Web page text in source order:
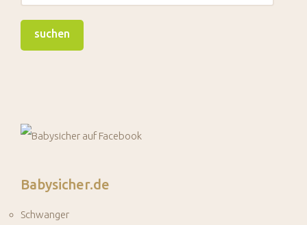
Babysicher.de
Schwanger